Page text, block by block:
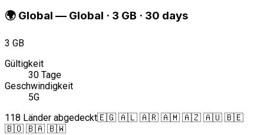
🌍 Global — Global · 3 GB · 30 days
3 GB
Gültigkeit
30 Tage
Geschwindigkeit
5G
118 Länder abgedeckt🇪🇬 🇦🇱 🇦🇷 🇦🇲 🇦🇿 🇦🇺 🇧🇪
🇧🇴 🇧🇦 🇧🇼